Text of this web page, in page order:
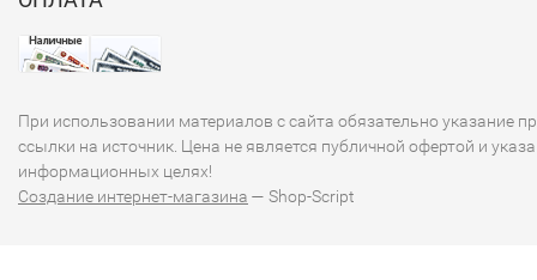
Наборы монет России
При использовании материалов с сайта обязательно указание
ссылки на источник. Цена не является публичной офертой и
информационных целях!
Создание интернет-магазина — Shop-Script